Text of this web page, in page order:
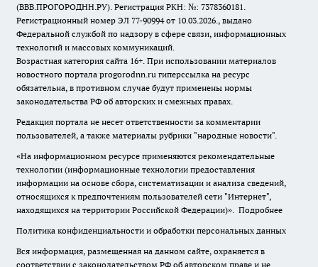
(ВВВ.ПРОГОРОДНН.РУ). Регистрация РКН: №: 7378360181.
Регистрационный номер ЭЛ 77-90994 от 10.03.2026., выдано
Федеральной службой по надзору в сфере связи, информационных
технологий и массовых коммуникаций.
Возрастная категория сайта 16+. При использовании материалов
новостного портала progorodnn.ru гиперссылка на ресурс
обязательна, в противном случае будут применены нормы
законодательства РФ об авторских и смежных правах.
Редакция портала не несет ответственности за комментарии
пользователей, а также материалы рубрики "народные новости".
«На информационном ресурсе применяются рекомендательные
технологии (информационные технологии предоставления
информации на основе сбора, систематизации и анализа сведений,
относящихся к предпочтениям пользователей сети "Интернет",
находящихся на территории Российской Федерации)». Подробнее
Политика конфиденциальности и обработки персональных данных
Вся информация, размещенная на данном сайте, охраняется в
соответствии с законодательством РФ об авторском праве и не